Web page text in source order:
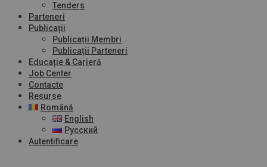
Tenders
Parteneri
Publicații
Publicații Membri
Publicații Parteneri
Educație & Carieră
Job Center
Contacte
Resurse
Română
English
Русский
Autentificare